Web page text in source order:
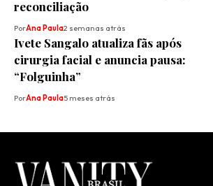
reconciliação
PorAna Paula2 semanas atrás
Ivete Sangalo atualiza fãs após
cirurgia facial e anuncia pausa:
“Folguinha”
PorAna Paula5 meses atrás